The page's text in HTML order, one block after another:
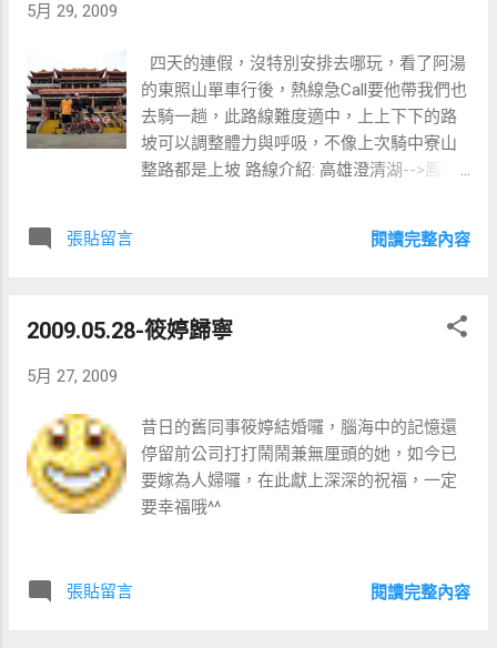
5月 29, 2009
四天的連假，沒特別安排去哪玩，看了阿湯
的東照山單車行後，熱線急Call要他帶我們也
去騎一趟，此路線難度適中，上上下下的路
坡可以調整體力與呼吸，不像上次騎中寮山
整路都是上坡 路線介紹: 高雄澄清湖-->鳳仁
雄 此路線很適合全家出遊的親子路線，運動
張貼留言 閱讀完整內容
2009.05.28-筱婷歸寧
5月 27, 2009
昔日的舊同事筱婷結婚囉，腦海中的記憶還
停留前公司打打鬧鬧兼無厘頭的她，如今已
要嫁為人婦囉，在此獻上深深的祝福，一定
要幸福哦^^
張貼留言 閱讀完整內容